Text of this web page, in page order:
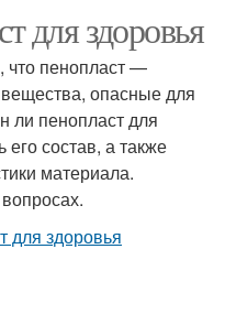
для здоровья
что пенопласт —
опасные для
ли пенопласт для
его состав, а также
материала.